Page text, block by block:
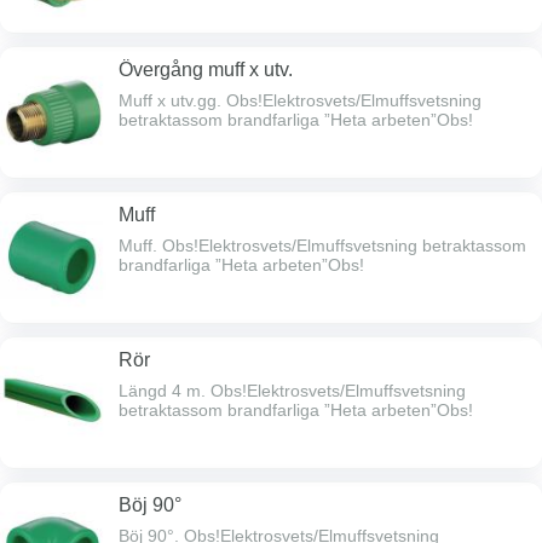
Övergång muff x utv.
Muff x utv.gg. Obs!Elektrosvets/Elmuffsvetsning
betraktassom brandfarliga ”Heta arbeten”Obs!
Muff
Muff. Obs!Elektrosvets/Elmuffsvetsning betraktassom
brandfarliga ”Heta arbeten”Obs!
Rör
Längd 4 m. Obs!Elektrosvets/Elmuffsvetsning
betraktassom brandfarliga ”Heta arbeten”Obs!
Böj 90°
Böj 90°. Obs!Elektrosvets/Elmuffsvetsning